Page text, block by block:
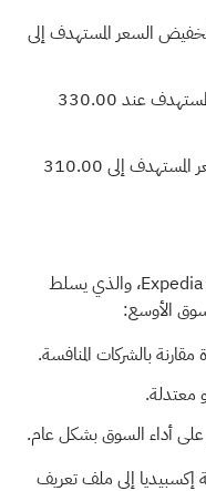
السعر المستهدف إلى
: شراء (مع الإبقاء على السعر المستهدف عند 330.00
: وزن متساوٍ (خفض السعر المستهدف إلى 310.00
لمجموعة Expedia، والذي يسلط
الأوسع:
إكسبيديا إلى ملف تعريف